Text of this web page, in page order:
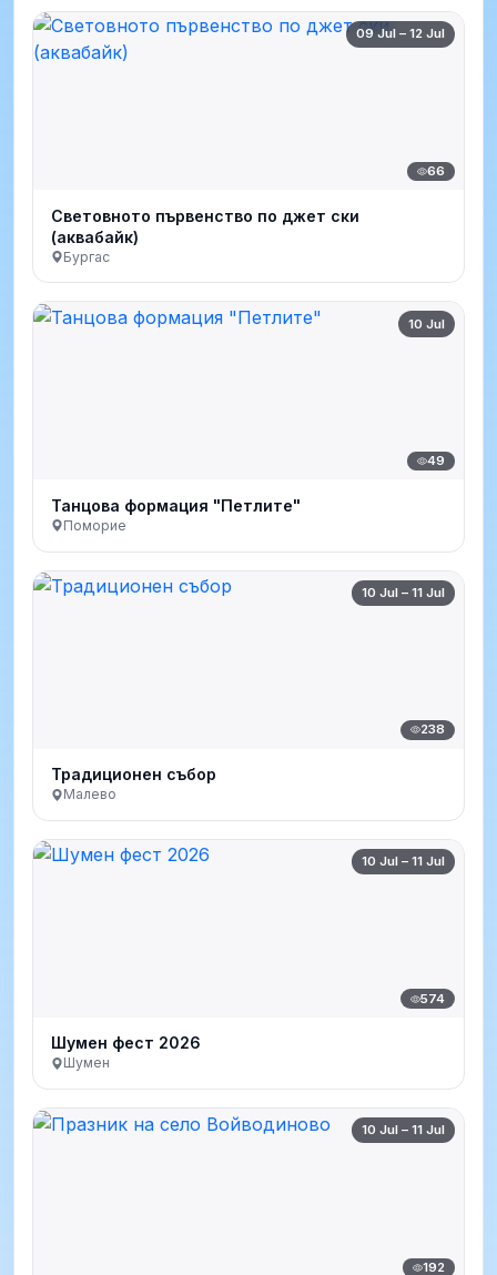
09 Jul – 12 Jul
66
Световното първенство по джет ски
(аквабайк)
Бургас
10 Jul
49
Танцова формация "Петлите"
Поморие
10 Jul – 11 Jul
238
Традиционен събор
Малево
10 Jul – 11 Jul
574
Шумен фест 2026
Шумен
10 Jul – 11 Jul
192